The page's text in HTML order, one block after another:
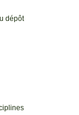
dépôt